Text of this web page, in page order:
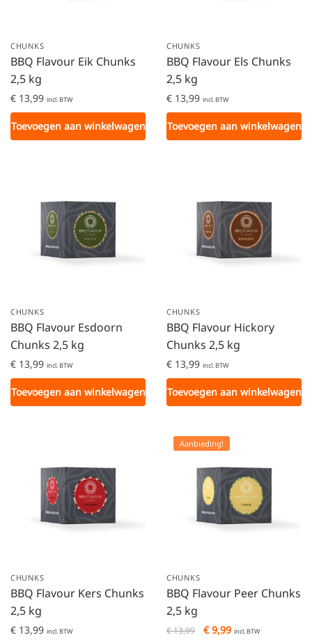
CHUNKS
BBQ Flavour Eik Chunks
2,5 kg
€ 13,99 incl. BTW
Toevoegen aan winkelwagen
CHUNKS
BBQ Flavour Els Chunks
2,5 kg
€ 13,99 incl. BTW
Toevoegen aan winkelwagen
CHUNKS
BBQ Flavour Esdoorn
Chunks 2,5 kg
€ 13,99 incl. BTW
Toevoegen aan winkelwagen
CHUNKS
BBQ Flavour Hickory
Chunks 2,5 kg
€ 13,99 incl. BTW
Toevoegen aan winkelwagen
CHUNKS
BBQ Flavour Kers Chunks
2,5 kg
€ 13,99 incl. BTW
Aanbieding!
CHUNKS
BBQ Flavour Peer Chunks
2,5 kg
€13,99 €9,99 incl. BTW